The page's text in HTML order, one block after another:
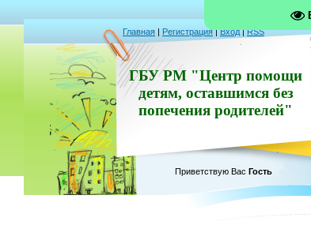
Главная | Регистрация|Вход|RSS
ГБУ РМ "Центр помощи
детям, оставшимся без
попечения родителей"
Приветствую Вас Гость